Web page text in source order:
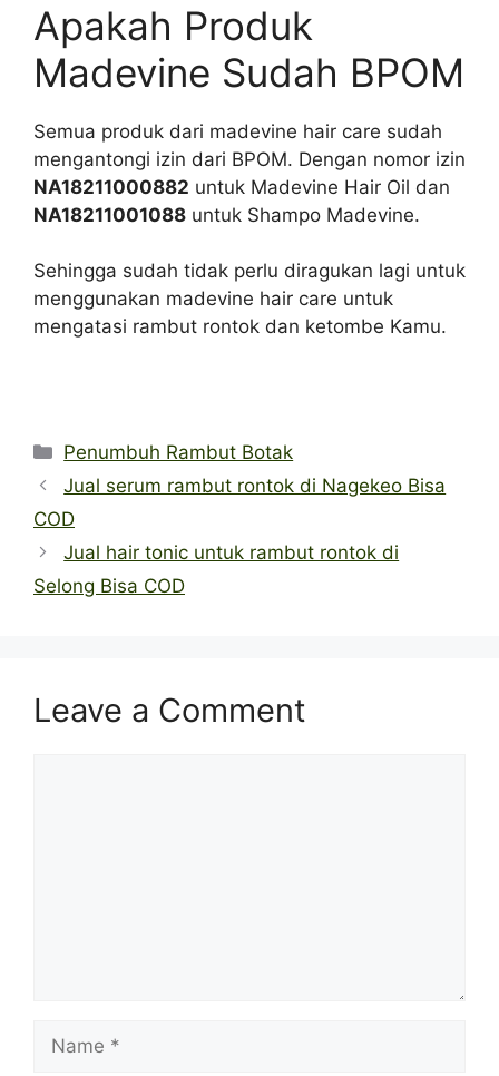
Apakah Produk
Madevine Sudah BPOM
Semua produk dari madevine hair care sudah
mengantongi izin dari BPOM. Dengan nomor izin
NA18211000882 untuk Madevine Hair Oil dan
NA18211001088 untuk Shampo Madevine.
Sehingga sudah tidak perlu diragukan lagi untuk
menggunakan madevine hair care untuk
mengatasi rambut rontok dan ketombe Kamu.
Categories
Penumbuh Rambut Botak
Jual serum rambut rontok di Nagekeo Bisa
COD
Jual hair tonic untuk rambut rontok di
Selong Bisa COD
Leave a Comment